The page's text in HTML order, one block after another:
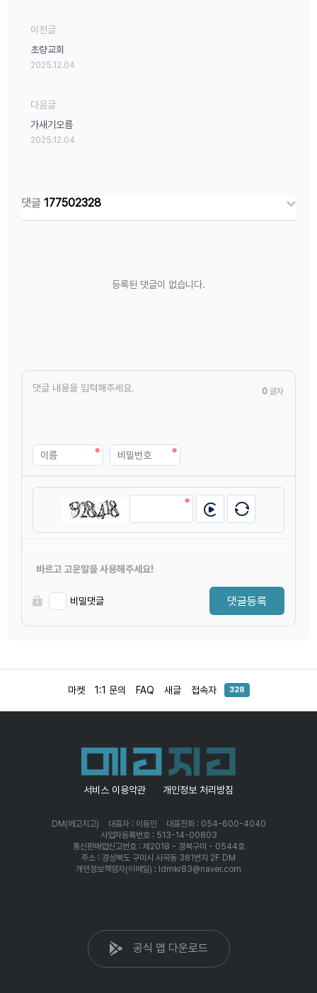
이전글
초량교회
2025.12.04
다음글
가새기오름
2025.12.04
댓글 177502328
등록된 댓글이 없습니다.
0 글자
바르고 고운말을 사용해주세요!
비밀댓글 댓글등록
마켓 1:1 문의 FAQ 새글 접속자 328
서비스 이용약관 개인정보 처리방침
DM(메고지고) 대표자 : 이동민
대표전화 : 054-600-4040
사업자등록번호 : 513-14-00803
통신판매업신고번호 : 제2018 - 경북구미 - 0544호
주소 : 경상북도 구미시 사곡동 381번지 2F DM
개인정보책임자(이메일) : ldmkr83@naver.com
공식 앱 다운로드